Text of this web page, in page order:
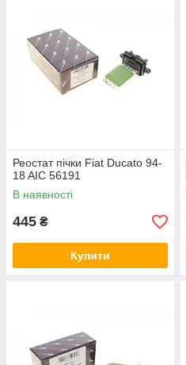
Реостат пічки Fiat Ducato 94-
18 AIC 56191
В наявності
445 ₴
Купити